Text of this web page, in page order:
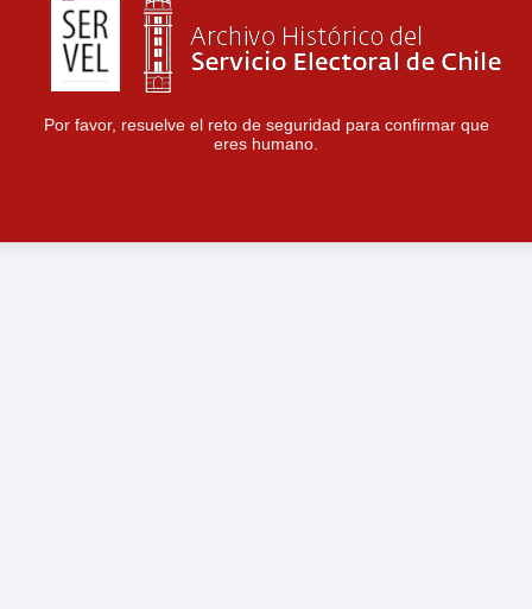
Por favor, resuelve el reto de seguridad para confirmar que
eres humano.